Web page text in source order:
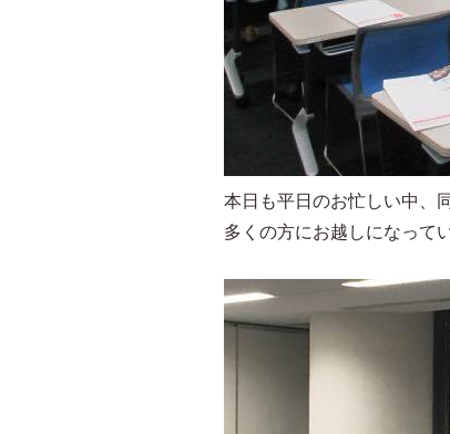
本日も平日のお忙しい中、
多くの方にお越しになって